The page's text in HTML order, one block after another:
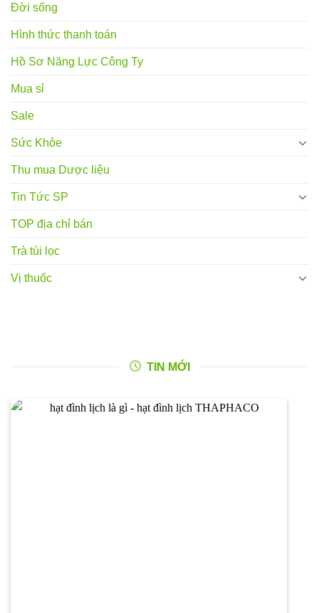
Đời sống
Hình thức thanh toán
Hồ Sơ Năng Lực Công Ty
Mua sỉ
Sale
Sức Khỏe
Thu mua Dược liệu
Tin Tức SP
TOP địa chỉ bán
Trà túi lọc
Vị thuốc
TIN MỚI